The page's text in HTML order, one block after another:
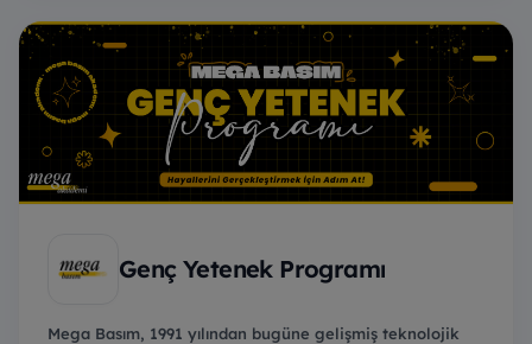
Genç Yetenek Programı
Mega Basım, 1991 yılından bugüne gelişmiş teknolojik